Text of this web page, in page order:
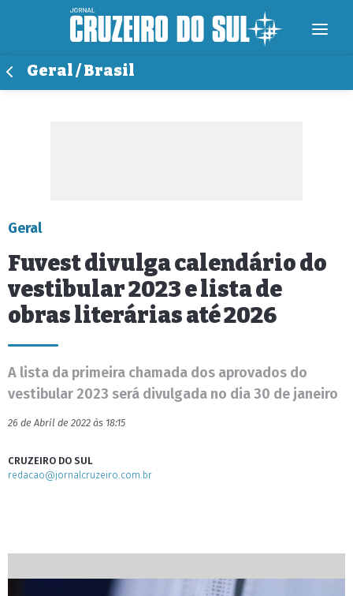
Geral / Brasil
Geral
Fuvest divulga calendário do
vestibular 2023 e lista de
obras literárias até 2026
A lista da primeira chamada dos aprovados do
vestibular 2023 será divulgada no dia 30 de janeiro
26 de Abril de 2022 às 18:15
CRUZEIRO DO SUL
redacao@jornalcruzeiro.com.br